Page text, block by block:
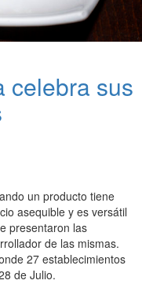
celebra sus
un producto tiene
asequible y es versátil
presentaron las
de las mismas.
27 establecimientos
de Julio.